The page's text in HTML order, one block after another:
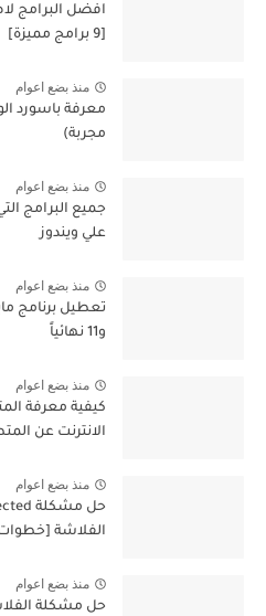
افضل البرامج
[9 برامج مميزة]
منذ بضع اعوام
مجربة)
منذ بضع اعوام
جميع البرامج
علي ويندوز
منذ بضع اعوام
و11 نهائياً
منذ بضع اعوام
كيفية معرفة
الانترنت عن
منذ بضع اعوام
الفلاشة
منذ بضع اعوام
حل مشكلة